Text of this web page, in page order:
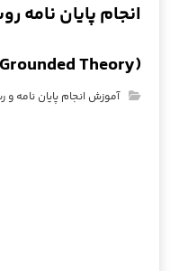
انجام پایان
(Grounded Theory) – تضمینی
آموزش انجام پایان نامه و